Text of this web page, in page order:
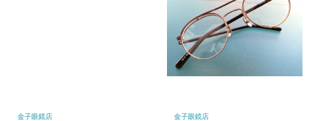
金子眼鏡店 金子眼鏡店